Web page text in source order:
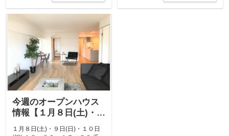
今週のオープンハウス
情報【１月８日(土)・９
１月８日(土)・９日(日)・１０日